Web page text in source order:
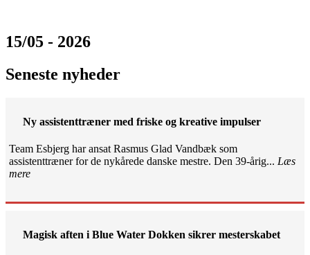
15/05 - 2026
Seneste nyheder
Ny assistenttræner med friske og kreative impulser
Team Esbjerg har ansat Rasmus Glad Vandbæk som
assistenttræner for de nykårede danske mestre. Den 39-årig... Læs
mere
Magisk aften i Blue Water Dokken sikrer mesterskabet